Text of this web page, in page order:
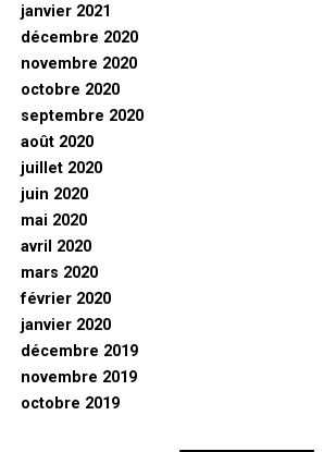
janvier 2021
décembre 2020
novembre 2020
octobre 2020
septembre 2020
août 2020
juillet 2020
juin 2020
mai 2020
avril 2020
mars 2020
février 2020
janvier 2020
décembre 2019
novembre 2019
octobre 2019